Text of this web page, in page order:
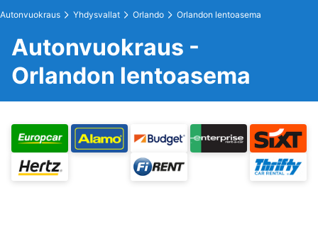
Autonvuokraus Yhdysvallat Orlando Orlandon lentoasema
Autonvuokraus -
Orlandon lentoasema